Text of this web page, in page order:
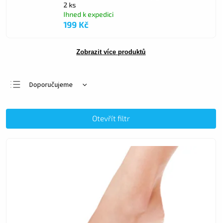
2 ks
Ihned k expedici
199 Kč
Zobrazit více produktů
Doporučujeme
Otevřít filtr